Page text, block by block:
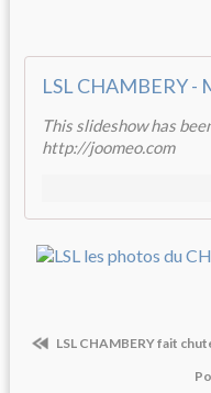
This slideshow has
http://joomeo.com
LSL CHAMBERY fait